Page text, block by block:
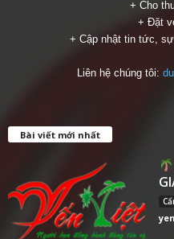
+ Cho
+ Đặt
+ Cập nhật tin tức,
Liên hệ chúng tôi:
Bài viết mới nhất